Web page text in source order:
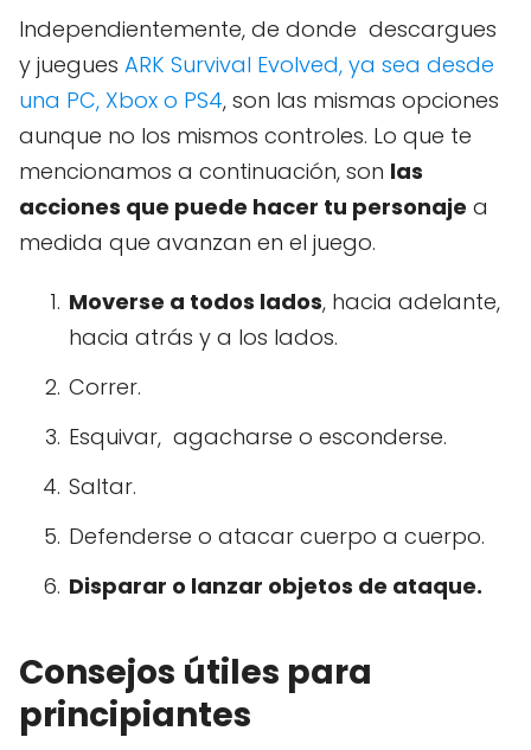
Independientemente, de donde descargues
y juegues ARK Survival Evolved, ya sea desde
una PC, Xbox o PS4, son las mismas opciones
aunque no los mismos controles. Lo que te
mencionamos a continuación, son las
acciones que puede hacer tu personaje a
medida que avanzan en el juego.
Moverse a todos lados, hacia adelante,
hacia atrás y a los lados.
Correr.
Esquivar, agacharse o esconderse.
Saltar.
Defenderse o atacar cuerpo a cuerpo.
Disparar o lanzar objetos de ataque.
Consejos útiles para
principiantes